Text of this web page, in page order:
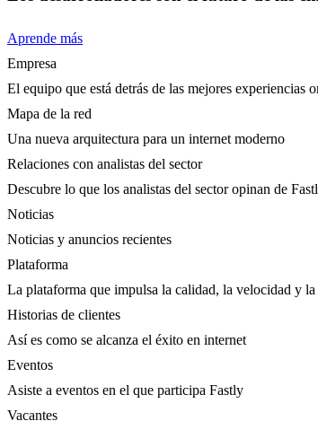
Aprende más
Empresa
El equipo que está detrás de las mejores experiencias
Mapa de la red
Una nueva arquitectura para un internet moderno
Relaciones con analistas del sector
Descubre lo que los analistas del sector opinan de
Noticias
Noticias y anuncios recientes
Plataforma
La plataforma que impulsa la calidad, la velocidad y
Historias de clientes
Así es como se alcanza el éxito en internet
Eventos
Asiste a eventos en el que participa Fastly
Vacantes